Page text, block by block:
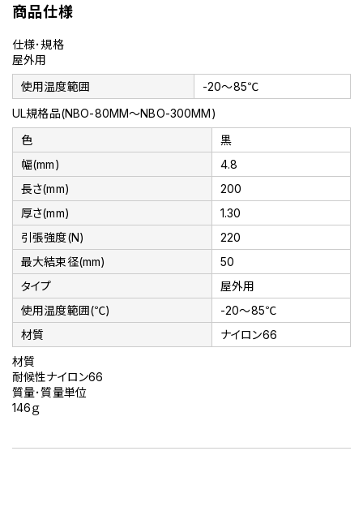
商品仕様
仕様･規格
屋外用
使用温度範囲
-20～85℃
UL規格品(NBO-80MM～NBO-300MM)
色
黒
幅(mm)
4.8
長さ(mm)
200
厚さ(mm)
1.30
引張強度(N)
220
最大結束径(mm)
50
タイプ
屋外用
使用温度範囲(℃)
-20～85℃
材質
ナイロン66
材質
耐候性ナイロン66
質量･質量単位
146ｇ